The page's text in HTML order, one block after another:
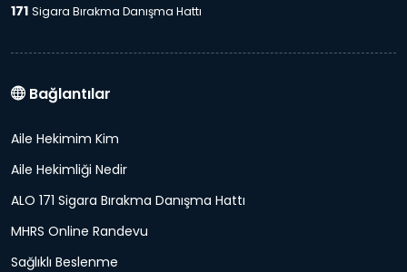
171 Sigara Bırakma Danışma Hattı
Bağlantılar
Aile Hekimim Kim
Aile Hekimliği Nedir
ALO 171 Sigara Bırakma Danışma Hattı
MHRS Online Randevu
Sağlıklı Beslenme